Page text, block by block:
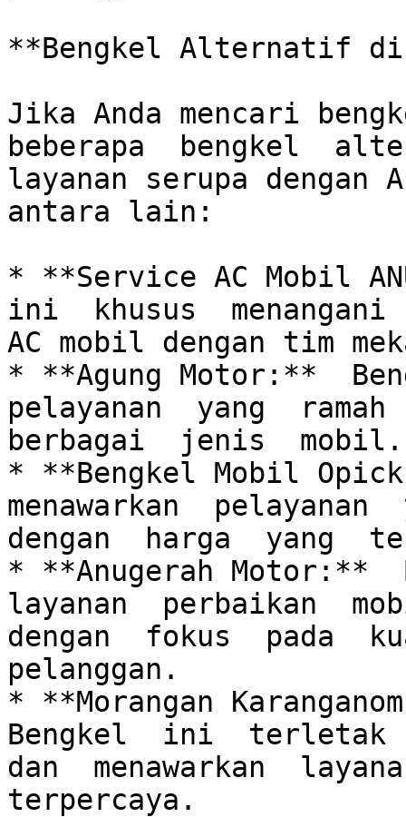
**Bengkel Alternatif
Jika Anda mencari
beberapa  bengkel
layanan serupa dengan
antara lain:
* **Service AC Mobil
ini  khusus  menangani
AC mobil dengan tim
* **Agung Motor:**
pelayanan  yang
berbagai  jenis  mobil.
* **Bengkel Mobil
menawarkan
dengan  harga  yang
* **Anugerah Motor:**
layanan  perbaikan
dengan  fokus  pada
pelanggan.
* **Morangan
Bengkel  ini  terletak
dan  menawarkan
terpercaya.